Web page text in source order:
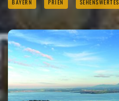
BAYERN PRIEN SEHENSWERTES